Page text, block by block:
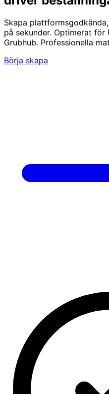
Skapa
på sekunder. Optimerat för
Grubhub. Professionella
Börja skapa